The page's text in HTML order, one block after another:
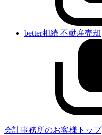
better相続 不動産売却
会計事務所のお客様トップ